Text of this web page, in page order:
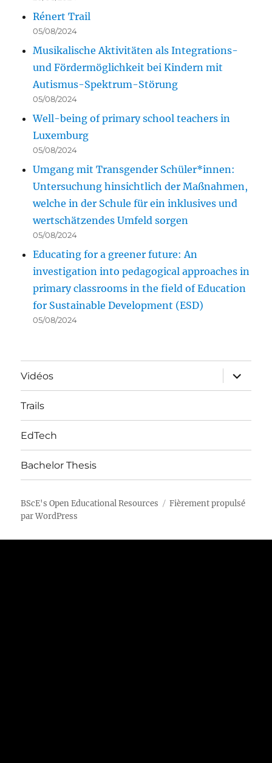
Rénert Trail
05/08/2024
Musikalische Aktivitäten als Integrations-
und Fördermöglichkeit bei Kindern mit
Autismus-Spektrum-Störung
05/08/2024
Well-being of primary school teachers in
Luxemburg
05/08/2024
Umgang mit Transgender Schüler*innen:
Untersuchung hinsichtlich der Maßnahmen,
welche in der Schule für ein inklusives und
wertschätzendes Umfeld sorgen
05/08/2024
Educating for a greener future: An
investigation into pedagogical approaches in
primary classrooms in the field of Education
for Sustainable Development (ESD)
05/08/2024
Vidéos
ouvrir
le
sous-
Trails
EdTech
Bachelor Thesis
BScE's Open Educational Resources
Fièrement propulsé
par WordPress